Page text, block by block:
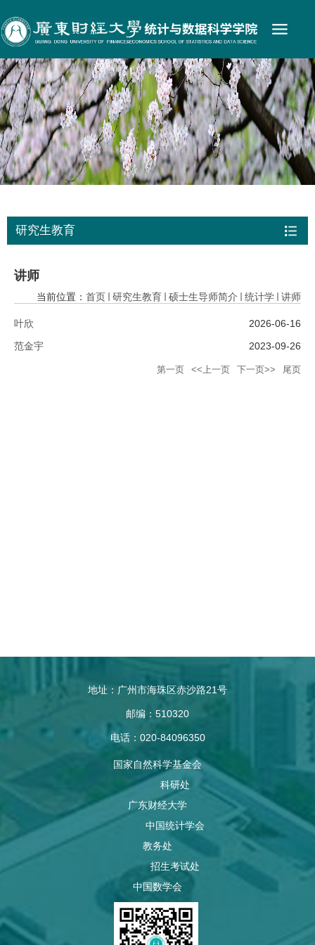
研究生教育
讲师
当前位置： 首页 研究生教育 硕士生导师简介 统计学 讲师
叶欣
2026-06-16
范金宇
2023-09-26
第一页 <<上一页 下一页>> 尾页
地址：广州市海珠区赤沙路21号
邮编：510320
电话：020-84096350
国家自然科学基金会
科研处
广东财经大学
中国统计学会
教务处
招生考试处
中国数学会